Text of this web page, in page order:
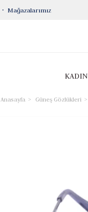
Mağazalarımız
KADIN
Anasayfa Güneş Gözlükleri